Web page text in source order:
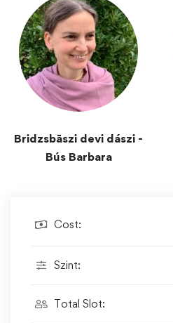
Bridzsbāszi devi dászi -
Bús Barbara
Cost:
Szint:
Total Slot: